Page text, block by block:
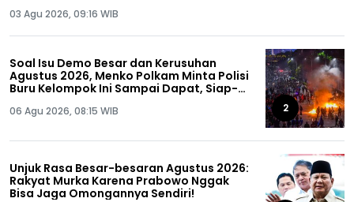
03 Agu 2026, 09:16 WIB
Soal Isu Demo Besar dan Kerusuhan
Agustus 2026, Menko Polkam Minta Polisi
Buru Kelompok Ini Sampai Dapat, Siap-
06 Agu 2026, 08:15 WIB 2
Unjuk Rasa Besar-besaran Agustus 2026:
Rakyat Murka Karena Prabowo Nggak
Bisa Jaga Omongannya Sendiri!